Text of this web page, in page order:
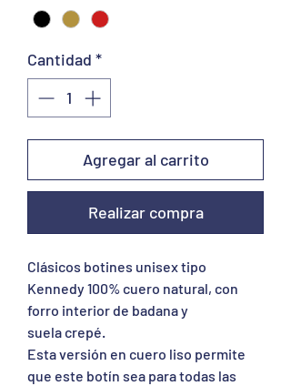
Cantidad *
Agregar al carrito
Realizar compra
Clásicos botines unisex tipo
Kennedy 100% cuero natural, con
forro interior de badana y
suela crepé.
Esta versión en cuero liso permite
que este botín sea para todas las